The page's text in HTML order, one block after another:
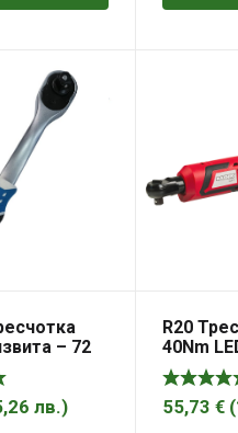
– 72
лв.)
R20
40Nm
KRW20
55,73 € (